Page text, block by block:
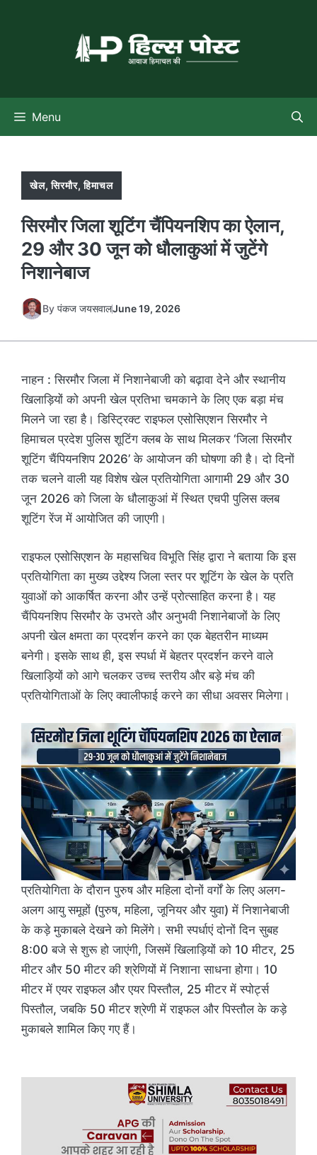
Menu
खेल,सिरमौर,हिमाचल
सिरमौर जिला शूटिंग चैंपियनशिप का ऐलान,
29 और 30 जून को धौलाकुआं में जुटेंगे
निशानेबाज
By पंकज जयसवालJune 19, 2026
नाहन : सिरमौर जिला में निशानेबाजी को बढ़ावा देने और स्थानीय
खिलाड़ियों को अपनी खेल प्रतिभा चमकाने के लिए एक बड़ा मंच
मिलने जा रहा है। डिस्ट्रिक्ट राइफल एसोसिएशन सिरमौर ने
हिमाचल प्रदेश पुलिस शूटिंग क्लब के साथ मिलकर ‘जिला सिरमौर
शूटिंग चैंपियनशिप 2026’ के आयोजन की घोषणा की है। दो दिनों
तक चलने वाली यह विशेष खेल प्रतियोगिता आगामी 29 और 30
जून 2026 को जिला के धौलाकुआं में स्थित एचपी पुलिस क्लब
शूटिंग रेंज में आयोजित की जाएगी।
राइफल एसोसिएशन के महासचिव विभूति सिंह द्वारा ने बताया कि इस
प्रतियोगिता का मुख्य उद्देश्य जिला स्तर पर शूटिंग के खेल के प्रति
युवाओं को आकर्षित करना और उन्हें प्रोत्साहित करना है। यह
चैंपियनशिप सिरमौर के उभरते और अनुभवी निशानेबाजों के लिए
अपनी खेल क्षमता का प्रदर्शन करने का एक बेहतरीन माध्यम
बनेगी। इसके साथ ही, इस स्पर्धा में बेहतर प्रदर्शन करने वाले
खिलाड़ियों को आगे चलकर उच्च स्तरीय और बड़े मंच की
प्रतियोगिताओं के लिए क्वालीफाई करने का सीधा अवसर मिलेगा।
प्रतियोगिता के दौरान पुरुष और महिला दोनों वर्गों के लिए अलग-
अलग आयु समूहों (पुरुष, महिला, जूनियर और युवा) में निशानेबाजी
के कड़े मुकाबले देखने को मिलेंगे। सभी स्पर्धाएं दोनों दिन सुबह
8:00 बजे से शुरू हो जाएंगी, जिसमें खिलाड़ियों को 10 मीटर, 25
मीटर और 50 मीटर की श्रेणियों में निशाना साधना होगा। 10
मीटर में एयर राइफल और एयर पिस्तौल, 25 मीटर में स्पोर्ट्स
पिस्तौल, जबकि 50 मीटर श्रेणी में राइफल और पिस्तौल के कड़े
मुकाबले शामिल किए गए हैं।